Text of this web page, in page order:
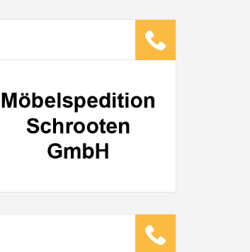
Gesamt-Arbeitszeit
Stunden